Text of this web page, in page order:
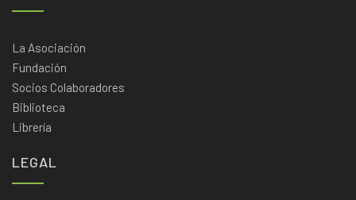
La Asociación
Fundación
Socios Colaboradores
Biblioteca
Librería
LEGAL